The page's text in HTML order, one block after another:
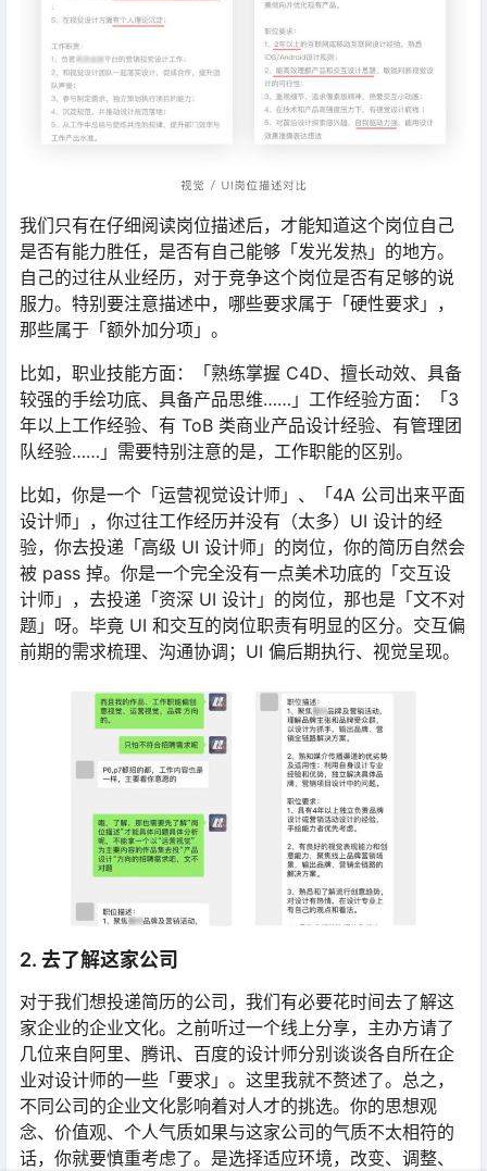
我们只有在仔细阅读岗位描述后，才能知道这个岗位自己
是否有能力胜任，是否有自己能够「发光发热」的地方。
自己的过往从业经历，对于竞争这个岗位是否有足够的说
服力。特别要注意描述中，哪些要求属于「硬性要求」，
那些属于「额外加分项」。
比如，职业技能方面：「熟练掌握 C4D、擅长动效、具备
较强的手绘功底、具备产品思维……」工作经验方面：「3
年以上工作经验、有 ToB 类商业产品设计经验、有管理团
队经验……」需要特别注意的是，工作职能的区别。
比如，你是一个「运营视觉设计师」、「4A 公司出来平面
设计师」，你过往工作经历并没有（太多）UI 设计的经
验，你去投递「高级 UI 设计师」的岗位，你的简历自然会
被 pass 掉。你是一个完全没有一点美术功底的「交互设
计师」，去投递「资深 UI 设计」的岗位，那也是「文不对
题」呀。毕竟 UI 和交互的岗位职责有明显的区分。交互偏
前期的需求梳理、沟通协调；UI 偏后期执行、视觉呈现。
2. 去了解这家公司
对于我们想投递简历的公司，我们有必要花时间去了解这
家企业的企业文化。之前听过一个线上分享，主办方请了
几位来自阿里、腾讯、百度的设计师分别谈谈各自所在企
业对设计师的一些「要求」。这里我就不赘述了。总之，
不同公司的企业文化影响着对人才的挑选。你的思想观
念、价值观、个人气质如果与这家公司的气质不太相符的
话，你就要慎重考虑了。是选择适应环境，改变、调整、